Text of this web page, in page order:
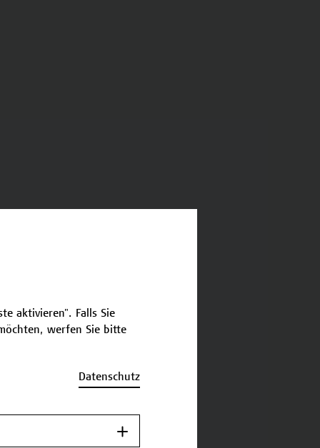
aktivieren". Falls Sie
werfen Sie bitte
Datenschutz